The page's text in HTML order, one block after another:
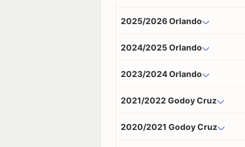
2025/2026 Orlando
2024/2025 Orlando
2023/2024 Orlando
2021/2022 Godoy Cruz
2020/2021 Godoy Cruz